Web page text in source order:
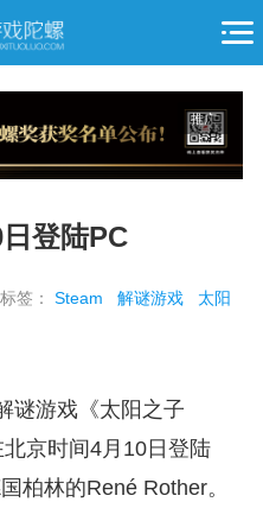
推广
日登陆PC
签：Steam 解谜游戏 太阳
谜游戏《太阳之子
京时间4月10日登陆
柏林的René Rother。